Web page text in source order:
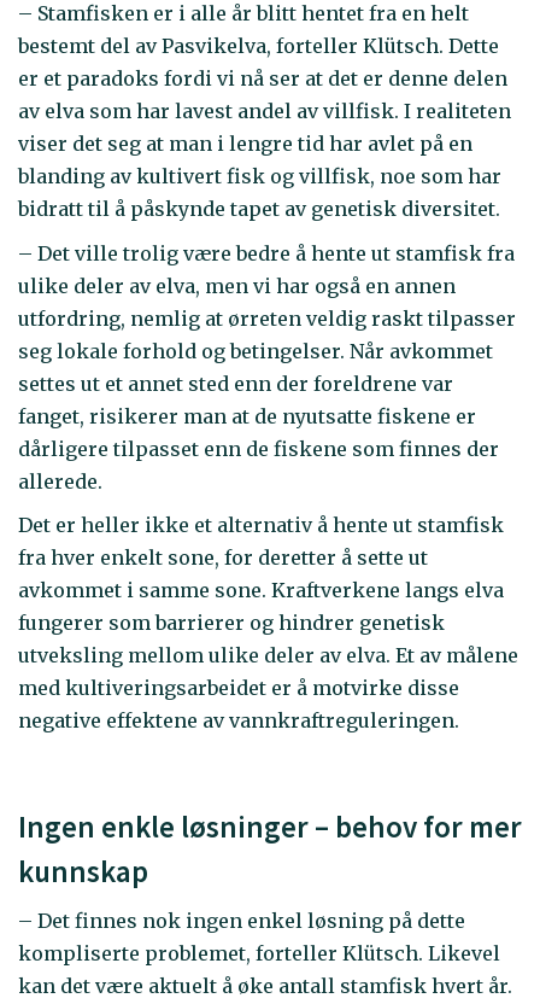
– Stamfisken er i alle år blitt hentet fra en helt
bestemt del av Pasvikelva, forteller Klütsch. Dette
er et paradoks fordi vi nå ser at det er denne delen
av elva som har lavest andel av villfisk. I realiteten
viser det seg at man i lengre tid har avlet på en
blanding av kultivert fisk og villfisk, noe som har
bidratt til å påskynde tapet av genetisk diversitet.
– Det ville trolig være bedre å hente ut stamfisk fra
ulike deler av elva, men vi har også en annen
utfordring, nemlig at ørreten veldig raskt tilpasser
seg lokale forhold og betingelser. Når avkommet
settes ut et annet sted enn der foreldrene var
fanget, risikerer man at de nyutsatte fiskene er
dårligere tilpasset enn de fiskene som finnes der
allerede.
Det er heller ikke et alternativ å hente ut stamfisk
fra hver enkelt sone, for deretter å sette ut
avkommet i samme sone. Kraftverkene langs elva
fungerer som barrierer og hindrer genetisk
utveksling mellom ulike deler av elva. Et av målene
med kultiveringsarbeidet er å motvirke disse
negative effektene av vannkraftreguleringen.
Ingen enkle løsninger – behov for mer
kunnskap
– Det finnes nok ingen enkel løsning på dette
kompliserte problemet, forteller Klütsch. Likevel
kan det være aktuelt å øke antall stamfisk hvert år.